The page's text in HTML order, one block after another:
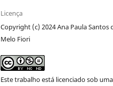
Licença
Copyright (c) 2024 Ana Paula Santos
Melo Fiori
Este trabalho está licenciado sob uma